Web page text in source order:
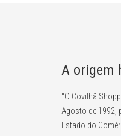
A origem
"O Covilhã
Agosto de 1992,
Estado do